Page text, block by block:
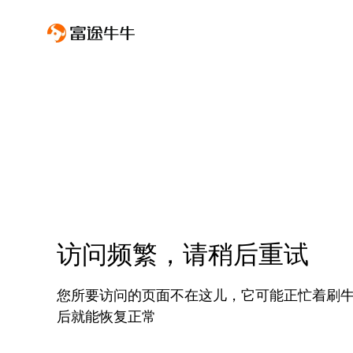
访问频繁，请稍后重试
您所要访问的页面不在这儿，它可能正忙着刷
后就能恢复正常